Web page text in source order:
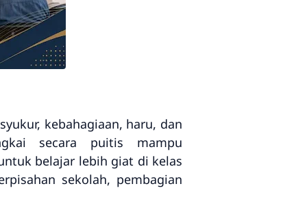
kebahagiaan, haru, dan
secara puitis mampu
belajar lebih giat di kelas
sekolah, pembagian